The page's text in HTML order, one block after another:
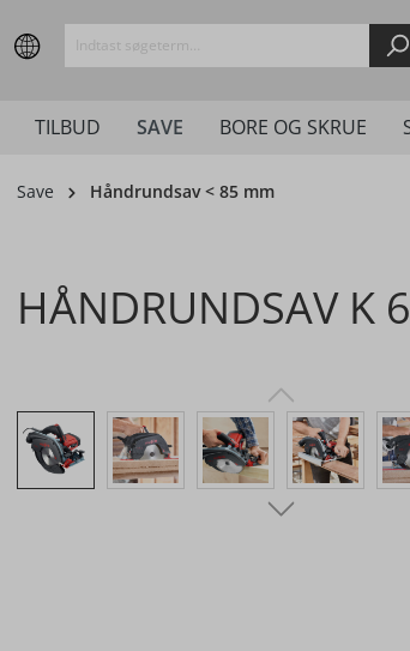
Zur Hauptnavigation springen
TILBUD SAVE BORE OG SKRUE
Save Håndrundsav < 85 mm
HÅNDRUNDSAV K
Bildergalerie überspringen